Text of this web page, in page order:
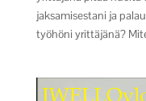
jaksamisestani ja
työhöni yrittäjänä?